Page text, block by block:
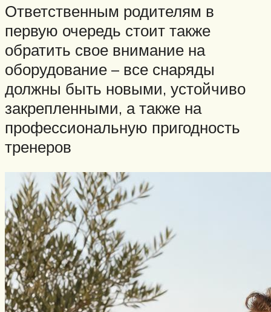
Ответственным родителям в
первую очередь стоит также
обратить свое внимание на
оборудование – все снаряды
должны быть новыми, устойчиво
закрепленными, а также на
профессиональную пригодность
тренеров